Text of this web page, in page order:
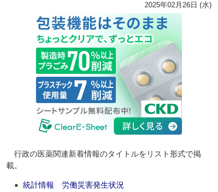
2025年02月26日 (水)
行政の医薬関連新着情報のタイトルをリスト形式で掲
載。
統計情報 労働災害発生状況